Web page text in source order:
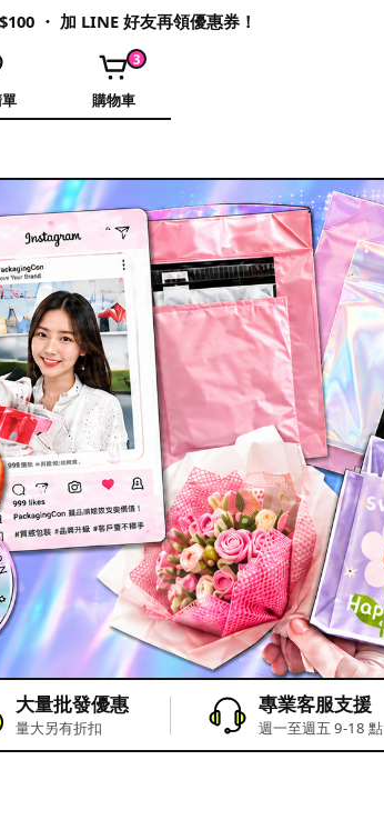
・ 加 LINE 好友再領優惠券！
3
購物車
大量批發優惠
量大另有折扣
專業客服支援
週一至週五 9-18 點